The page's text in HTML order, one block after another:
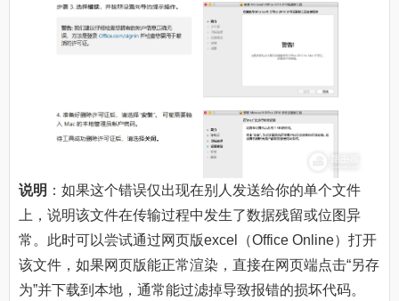
说明 ：如果这个错误仅出现在别人发送给你的单个文件
上，说明该文件在传输过程中发生了数据残留或位图异
常。此时可以尝试通过网页版excel（Office Online）打开
该文件，如果网页版能正常渲染，直接在网页端点击“另存
为”并下载到本地，通常能过滤掉导致报错的损坏代码。